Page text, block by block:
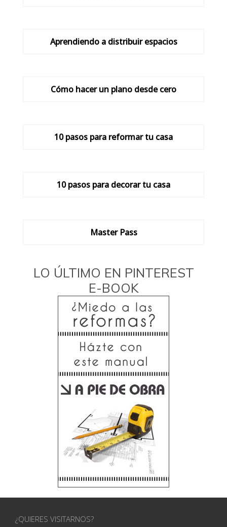
Aprendiendo a distribuir espacios
Cómo hacer un plano desde cero
10 pasos para reformar tu casa
10 pasos para decorar tu casa
Master Pass
LO ÚLTIMO EN PINTEREST
E-BOOK
¿QUIERES VISITARNOS?